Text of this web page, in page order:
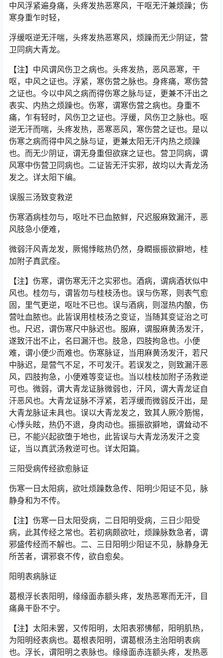
中风浮紧遍身痛，头疼发热恶寒风，干呕无汗兼烦躁；伤
寒身重乍时轻，
浮缓呕逆无汗喘，头疼发热恶寒风，烦躁而无少阴证，营
卫同病大青龙。
【注】中风谓风伤卫之病也。头疼发热，恶风恶寒，干
呕，中风之证也。浮紧，寒伤营之脉也。身疼痛，寒伤营
之证也。今以中风之病而得伤寒之脉与证，更兼不汗出之
表实、内热之烦躁也。伤寒，谓寒伤营之病也。身重不
痛，乍有轻时，风伤卫之证也。浮缓，风伤卫之脉也。呕
逆无汗而喘，头疼发热，恶寒恶风，寒伤营之证也。是以
伤寒之病而得中风之脉与证，更兼太阳无汗内热之烦躁
也。而无少阴证，谓无身重但欲寐之证也。营卫同病，谓
风寒中伤营卫同病也。二证皆无汗实邪，故均以大青龙汤
发之。详太阳下编。
误服三汤致变救逆
伤寒酒病桂勿与，呕吐不已血脓鲜，尺迟服麻致漏汗，恶
风肢急小便难，
微弱汗风青龙发，厥惕悸眩热仍然，身瞤振振欲擗地，桂
加附子真武痊。
【注】伤寒，谓伤寒无汗之实邪也。酒病，谓病酒状似中
风也。桂勿与，谓皆勿与桂枝汤也。误与伤寒，则表气愈
固，里气更逆，呕吐不已也。误与酒病，则湿热内酿，伤
营吐血脓也。此皆误用桂枝汤之变证，当随其变证治之可
也。尺迟，谓伤寒尺中脉迟也。服麻，谓服麻黄汤发汗，
遂致汗出不止，名曰漏汗也。肢急，四肢拘急也。小便
难，谓小便少而难也。伤寒脉证，当用麻黄汤发汗，若尺
中脉迟，是营气不足，不可发汗。若误发之，则致漏汗恶
风，四肢拘急，小便难等变证也。当以桂枝加附子汤救逆
可也。微弱，谓大青龙证脉微弱也，汗风，谓大青龙证自
汗恶风也。大青龙证脉不浮紧，若浮缓而微弱反汗出，是
大青龙脉证未具也。误以大青龙发之，致其人厥冷筋惕，
心悸头眩，热仍不退，身肉动也。振振欲擗地，谓耸动不
已，不能兴起欲堕于地也，此皆误与大青龙汤发汗之变
证，当以真武汤救逆可也。详太阳篇。
三阳受病传经欲愈脉证
伤寒一日太阳病，欲吐烦躁数急传、阳明少阳证不见，脉
静身和为不传。
【注】伤寒一日太阳受病，二日阳明受病，三日少阳受
病，此其传经之常也。若初病颇欲吐，烦躁脉数急者，谓
邪盛传经而不解也。二、三日阳明少阳证不见，脉静身无
所苦者，谓邪衰不传，欲自愈矣。
阳明表病脉证
葛根浮长表阳明，缘缘面赤额头疼，发热恶寒而无汗，目
痛鼻干卧不宁。
【注】太阳未罢，又传阳明，太阳表邪怫郁，阳明肌热，
为阳明经表病也。葛根表阳明，谓葛根汤主治阳明表病
也。浮长，谓阳明之表脉也。缘缘面赤连额头疼，发热恶